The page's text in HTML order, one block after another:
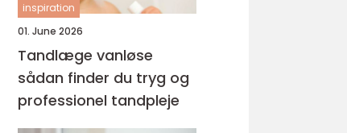
inspiration
01. June 2026
Tandlæge vanløse
sådan finder du tryg og
professionel tandpleje